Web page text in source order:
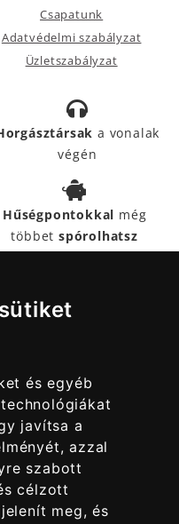
és egyéb
javítsa a
azzal
szabott
célzott
meg, és
Csapatunk
Adatvédelmi szabályzat
Üzletszabályzat
a vonalak
végén
Hűségpontokkal még
többetspórolhatsz
SEGÍTIK